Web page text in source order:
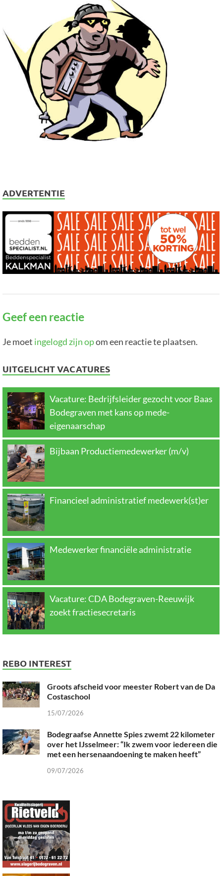
ADVERTENTIE
Geef een reactie
Je moet ingelogd zijn opom een reactie te plaatsen.
UITGELICHT VACATURES
Vacature: Bedrijfsleider gezocht voor Baas
Bodegraven met kans op mede-
eigenaarschap
Bijbaan Productiemedewerker (m/v)
Financieel administratief medewerk(st)er
Medewerker financiële administratie
Vacature: CDA Bodegraven-Reeuwijk
zoekt fractiesecretaris
REBO INTEREST
Groots afscheid voor meester Robert van de Da
Costaschool
15/07/2026
Bodegraafse Annette Spies zwemt 22 kilometer
over het IJsselmeer: “Ik zwem voor iedereen die
met een hersenaandoening te maken heeft”
09/07/2026